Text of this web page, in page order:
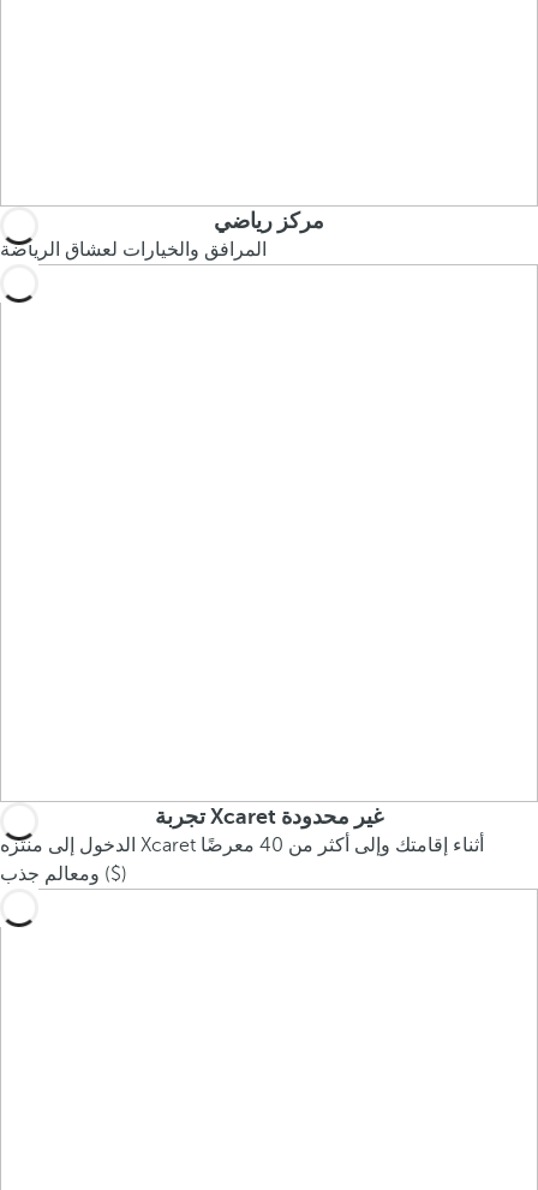
مركز رياضي
المرافق والخيارات لعشاق الرياضة
تجربة Xcaret غير محدودة
الدخول إلى منتزه Xcaret أثناء إقامتك وإلى أكثر من 40 معرضًا
ومعالم جذب ($)